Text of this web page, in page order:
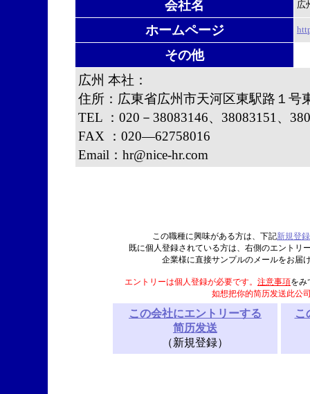
会社名 広
ホームページ
その他
広州 本社：
住所：広東省広州市天河区東駅路１号
TEL ：020－38083146、38083151、
FAX ：020—62758016
Email：hr@nice-hr.com
この職種に興味がある方は、下記新規登録
既に個人登録されている方は、右側のエントリ
企業様に直接サンプルのメールをお届
エントリーは個人登録が必要です。 注意事項をみ
如想把你的简历发送此公
この会社にエントリーする
简历发送
（新規登録）
こ